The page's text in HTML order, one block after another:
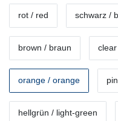
rot / red schwarz /
brown / braun
orange / orange
hellgrün / light-green